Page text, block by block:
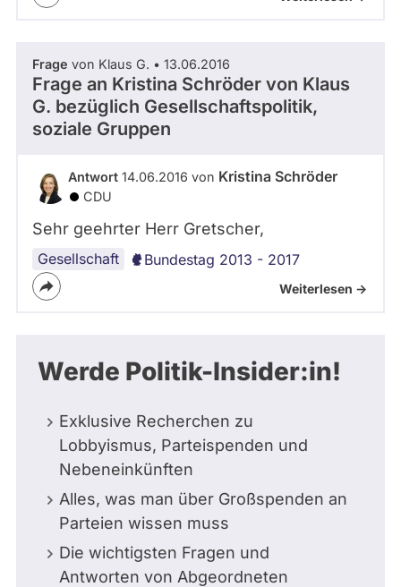
Frage von Klaus G. • 13.06.2016
Frage an Kristina Schröder von Klaus
G. bezüglich Gesellschaftspolitik,
soziale Gruppen
Antwort 14.06.2016 von Kristina Schröder
CDU
Sehr geehrter Herr Gretscher,
Gesellschaft Bundestag 2013 - 2017
Weiterlesen ->
Werde Politik-Insider:in!
Exklusive Recherchen zu
Lobbyismus, Parteispenden und
Nebeneinkünften
Alles, was man über Großspenden an
Parteien wissen muss
Die wichtigsten Fragen und
Antworten von Abgeordneten